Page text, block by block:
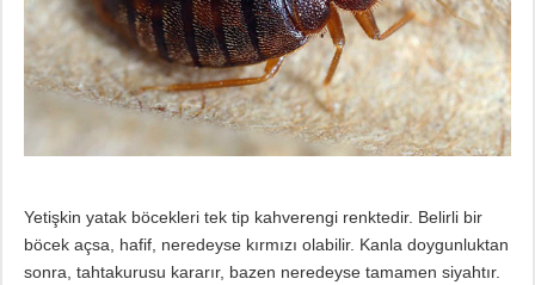
Yetişkin yatak böcekleri tek tip kahverengi renktedir. Belirli bir
böcek açsa, hafif, neredeyse kırmızı olabilir. Kanla doygunluktan
sonra, tahtakurusu kararır, bazen neredeyse tamamen siyahtır.